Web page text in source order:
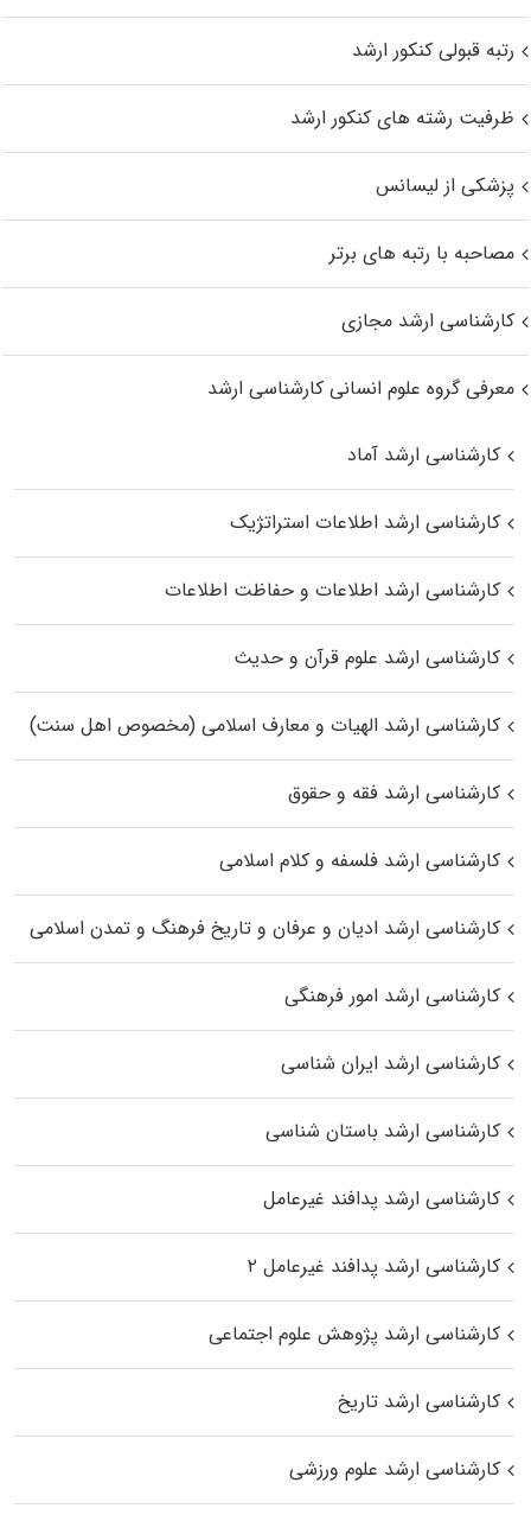
رتبه قبولی کنکور ارشد
ظرفیت رشته های کنکور ارشد
پزشکی از لیسانس
مصاحبه با رتبه های برتر
کارشناسی ارشد مجازی
معرفی گروه علوم انسانی کارشناسی ارشد
کارشناسی ارشد آماد
کارشناسی ارشد اطلاعات استراتژیک
کارشناسی ارشد اطلاعات و حفاظت اطلاعات
کارشناسی ارشد علوم قرآن و حدیث
کارشناسی ارشد الهیات و معارف اسلامی (مخصوص اهل سنت)
کارشناسی ارشد فقه و حقوق
کارشناسی ارشد فلسفه و کلام اسلامی
کارشناسی ارشد ادیان و عرفان و تاریخ فرهنگ و تمدن اسلامی
کارشناسی ارشد امور فرهنگی
کارشناسی ارشد ایران شناسی
کارشناسی ارشد باستان شناسی
کارشناسی ارشد پدافند غیرعامل
کارشناسی ارشد پدافند غیرعامل ۲
کارشناسی ارشد پژوهش علوم اجتماعی
کارشناسی ارشد تاریخ
کارشناسی ارشد علوم ورزشی